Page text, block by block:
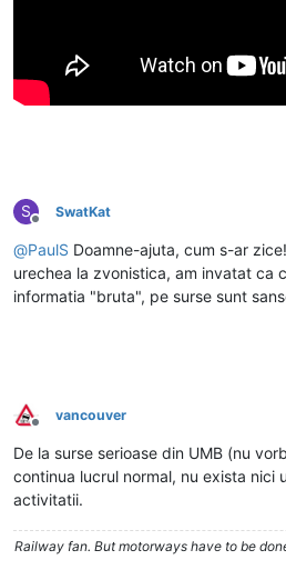
S
Deconectat
SwatKat
@PaulS Doamne-ajuta, cum s-ar
urechea la zvonistica, am invatat ca
informatia "bruta", pe surse sunt
Deconectat
vancouver
De la surse serioase din UMB (nu
continua lucrul normal, nu exista nici
activitatii.
Railway fan. But motorways have to be